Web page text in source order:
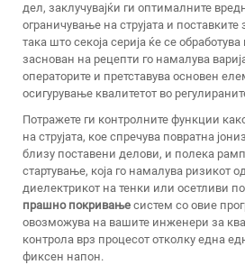
дел, заклучувајќи ги оптималните
ограничување на струјата и
така што секоја серија ќе се
заснован на рецепти го намалува
операторите и претставува основен
осигурување квалитетот во
Потражете ги контролните функции
на струјата, кое спречува повратна
близу поставени делови, и полека
стартување, која го намалува ризикот
диелектрикот на тенки или осетливи
прашно покривање систем со овие
овозможува на вашите инженери за
контрола врз процесот отколку една
фиксен напон.